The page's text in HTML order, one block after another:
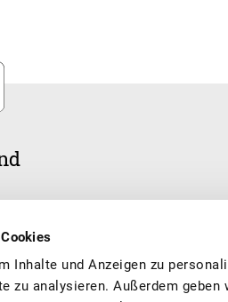
Inhalte und Anzeigen zu
zu analysieren. Außerdem
Aus- und Weiterbildung,